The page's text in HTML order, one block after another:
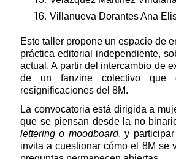
Villanueva Dorantes Ana
Este taller propone un espacio de
práctica editorial independiente,
actual. A partir del intercambio de
de un fanzine colectivo que
resignificaciones del 8M.
La convocatoria está dirigida a
que se piensan desde la no
lettering o moodboard, y
invita a cuestionar cómo el 8M se